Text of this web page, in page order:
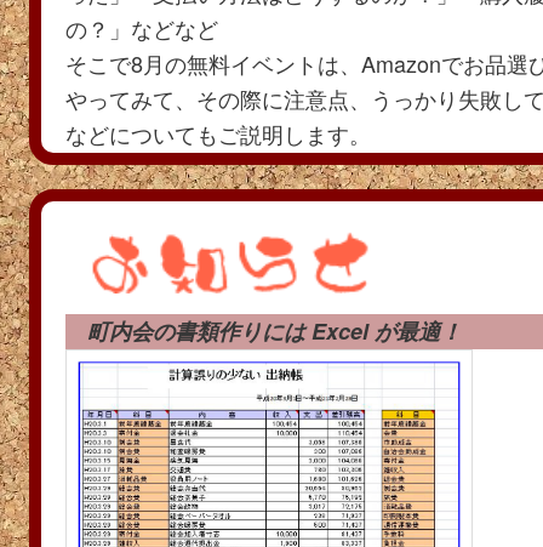
の？」などなど
そこで8月の無料イベントは、Amazonでお品選
やってみて、その際に注意点、うっかり失敗し
などについてもご説明します。
【８月無料イベント】８/26(土) 13:30～ 防災
サポート会員：無料、非会員：2,000円、事前
[有理子まで]
町内会の書類作りには Excel が最適！